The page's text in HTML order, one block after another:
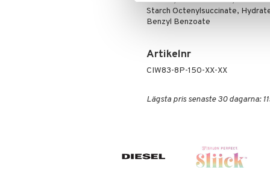
Starch Octenylsuccinate,
Benzyl Benzoate
Artikelnr
CIW83-8P-150-XX-XX
Lägsta pris senaste 30 dagarna: